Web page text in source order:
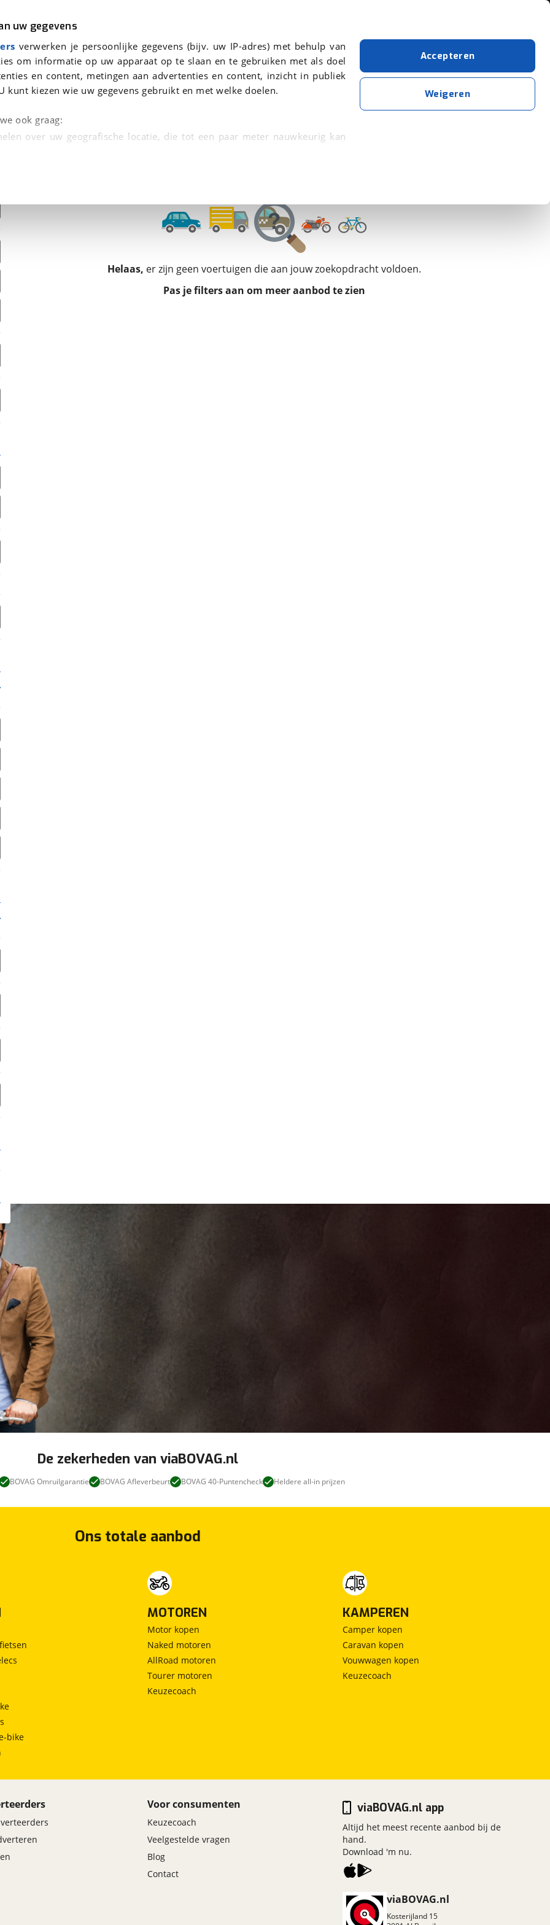
uw gegevens
verwerken je persoonlijke gegevens (bijv. uw IP-adres) met behulp van
om informatie op uw apparaat op te slaan en te gebruiken met als doel
en content, metingen aan advertenties en content, inzicht in publiek
kunt kiezen wie uw gegevens gebruikt en met welke doelen.
ook graag:
over uw geografische locatie, die tot een paar meter nauwkeurig kan
uw toestemming op elk moment wijzigen of intrekken in de
technieken zorgen we voor een betere en meer persoonlijke ervaring.
ervoor dat de website goed werkt. Ook gebruiken we analytische cookies
We tonen je graag relevante advertenties en gebruiken daarvoor
op en buiten onze website volgt – uiteraard op anonieme basis. Meer
en privacyverklaring
cookies. Je voorkeuren kun je later altijd aanpassen via de
Accepteren
Weigeren
Bouwjaar t/m 2023
Helaas, er zijn geen voertuigen die aan jouw zoekopdracht voldoen.
Pas je filters aan om meer aanbod te zien
De zekerheden van viaBOVAG.nl
BOVAG Omruilgarantie BOVAG Afleverbeurt BOVAG 40-Puntencheck Heldere all-in prijzen
Ons totale aanbod
bike
MOTOREN
Motor kopen
Naked motoren
AllRoad motoren
Tourer motoren
Keuzecoach
KAMPEREN
Camper kopen
Caravan kopen
Vouwwagen kopen
Keuzecoach
Voor consumenten
Keuzecoach
Veelgestelde vragen
Blog
Contact
viaBOVAG.nl
Kosterijland 15
viaBOVAG.nl app
Altijd het meest recente aanbod bij de
hand.
Download 'm nu.